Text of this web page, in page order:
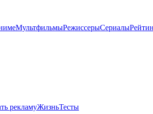
МультфильмыРежиссерыСериалы
рекламуЖизньТесты